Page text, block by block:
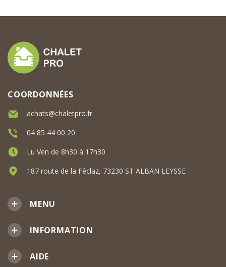
MENU
INFORMATION
AIDE
COORDONNÉES
achats@chaletpro.fr
04 85 44 00 20
Lu Ven de 8h30 à 17h30
187 route de la Féclaz, 73230 ST ALBAN LEYSSE